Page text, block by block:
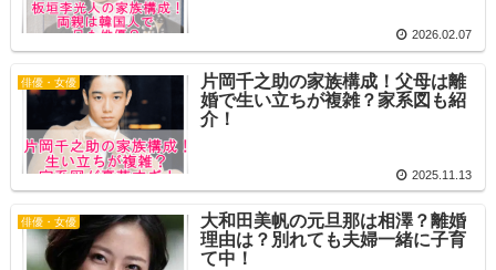
2026.02.07
俳優・女優
片岡千之助の家族構成！父母は離
婚で生い立ちが複雑？家系図も紹
介！
2025.11.13
俳優・女優
大和田美帆の元旦那は相澤？離婚
理由は？別れても夫婦一緒に子育
て中！